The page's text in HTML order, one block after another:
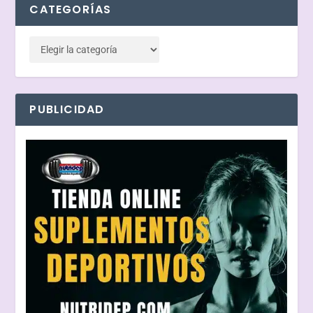
CATEGORÍAS
PUBLICIDAD